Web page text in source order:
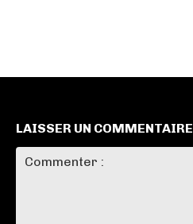
LAISSER UN COMMENTAIRE